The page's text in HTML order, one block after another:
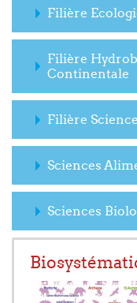
Filière
Filière
Continentale
Filière
Sciences
Sciences